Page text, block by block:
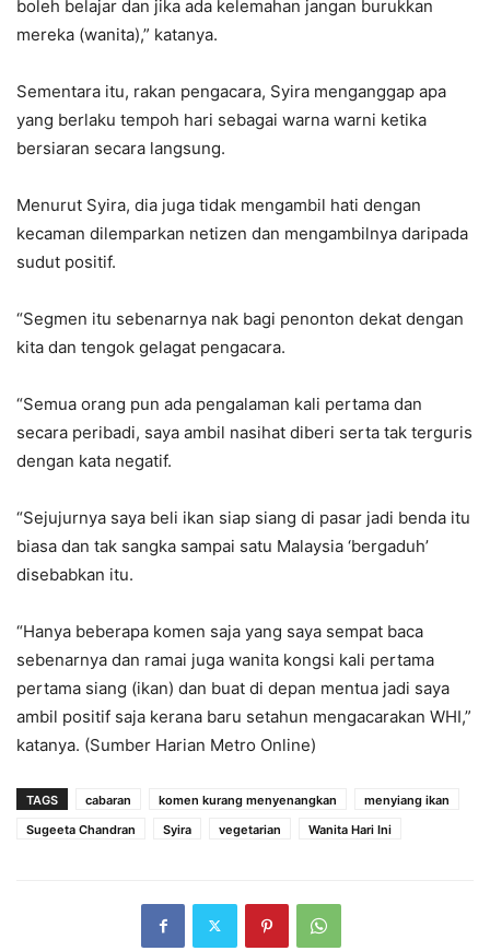
boleh belajar dan jika ada kelemahan jangan burukkan
mereka (wanita),” katanya.
Sementara itu, rakan pengacara, Syira menganggap apa
yang berlaku tempoh hari sebagai warna warni ketika
bersiaran secara langsung.
Menurut Syira, dia juga tidak mengambil hati dengan
kecaman dilemparkan netizen dan mengambilnya daripada
sudut positif.
“Segmen itu sebenarnya nak bagi penonton dekat dengan
kita dan tengok gelagat pengacara.
“Semua orang pun ada pengalaman kali pertama dan
secara peribadi, saya ambil nasihat diberi serta tak terguris
dengan kata negatif.
“Sejujurnya saya beli ikan siap siang di pasar jadi benda itu
biasa dan tak sangka sampai satu Malaysia ‘bergaduh’
disebabkan itu.
“Hanya beberapa komen saja yang saya sempat baca
sebenarnya dan ramai juga wanita kongsi kali pertama
pertama siang (ikan) dan buat di depan mentua jadi saya
ambil positif saja kerana baru setahun mengacarakan WHI,”
katanya. (Sumber Harian Metro Online)
TAGS cabaran komen kurang menyenangkan
menyiang ikan
Sugeeta Chandran
Syira vegetarian Wanita Hari Ini